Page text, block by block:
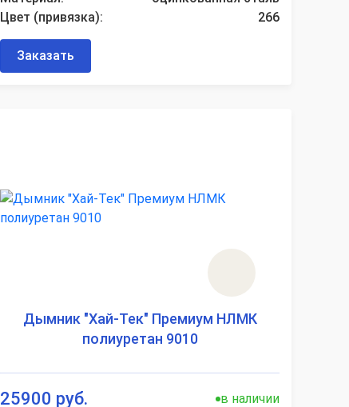
Цвет (привязка):
266
Заказать
Дымник "Хай-Тек" Премиум НЛМК
полиуретан 9010
25900 руб. в наличии